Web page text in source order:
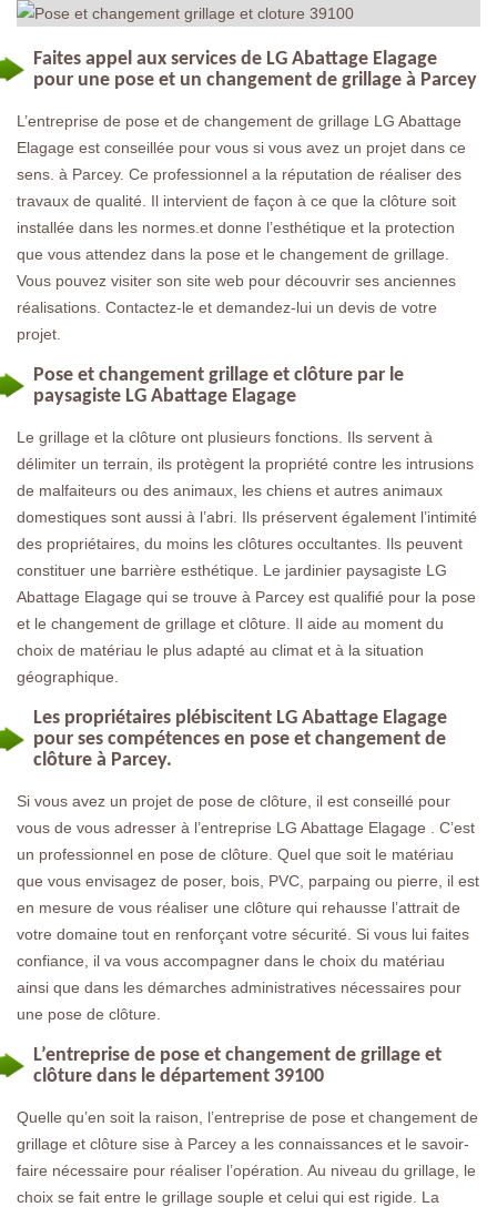
Faites appel aux services de LG Abattage Elagage
pour une pose et un changement de grillage à Parcey
L’entreprise de pose et de changement de grillage LG Abattage
Elagage est conseillée pour vous si vous avez un projet dans ce
sens. à Parcey. Ce professionnel a la réputation de réaliser des
travaux de qualité. Il intervient de façon à ce que la clôture soit
installée dans les normes.et donne l’esthétique et la protection
que vous attendez dans la pose et le changement de grillage.
Vous pouvez visiter son site web pour découvrir ses anciennes
réalisations. Contactez-le et demandez-lui un devis de votre
projet.
Pose et changement grillage et clôture par le
paysagiste LG Abattage Elagage
Le grillage et la clôture ont plusieurs fonctions. Ils servent à
délimiter un terrain, ils protègent la propriété contre les intrusions
de malfaiteurs ou des animaux, les chiens et autres animaux
domestiques sont aussi à l’abri. Ils préservent également l’intimité
des propriétaires, du moins les clôtures occultantes. Ils peuvent
constituer une barrière esthétique. Le jardinier paysagiste LG
Abattage Elagage qui se trouve à Parcey est qualifié pour la pose
et le changement de grillage et clôture. Il aide au moment du
choix de matériau le plus adapté au climat et à la situation
géographique.
Les propriétaires plébiscitent LG Abattage Elagage
pour ses compétences en pose et changement de
clôture à Parcey.
Si vous avez un projet de pose de clôture, il est conseillé pour
vous de vous adresser à l’entreprise LG Abattage Elagage . C’est
un professionnel en pose de clôture. Quel que soit le matériau
que vous envisagez de poser, bois, PVC, parpaing ou pierre, il est
en mesure de vous réaliser une clôture qui rehausse l’attrait de
votre domaine tout en renforçant votre sécurité. Si vous lui faites
confiance, il va vous accompagner dans le choix du matériau
ainsi que dans les démarches administratives nécessaires pour
une pose de clôture.
L’entreprise de pose et changement de grillage et
clôture dans le département 39100
Quelle qu’en soit la raison, l’entreprise de pose et changement de
grillage et clôture sise à Parcey a les connaissances et le savoir-
faire nécessaire pour réaliser l’opération. Au niveau du grillage, le
choix se fait entre le grillage souple et celui qui est rigide. La